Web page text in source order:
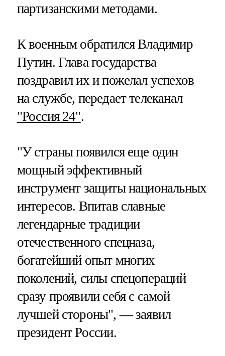
партизанскими методами.
К военным обратился Владимир
Путин. Глава государства
поздравил их и пожелал успехов
на службе, передает телеканал
"Россия 24".
"У страны появился еще один
мощный эффективный
инструмент защиты национальных
интересов. Впитав славные
легендарные традиции
отечественного спецназа,
богатейший опыт многих
поколений, силы спецопераций
сразу проявили себя с самой
лучшей стороны", — заявил
президент России.